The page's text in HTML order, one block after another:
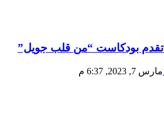
تقدم بودكاست “من قلب جويل”
مارس 7, 2023, 6:37 م